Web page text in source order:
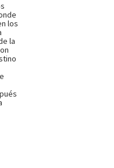
los
la